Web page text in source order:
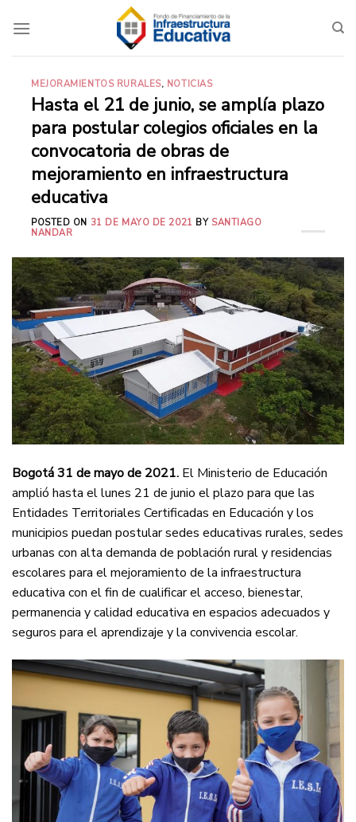
MEJORAMIENTOS RURALES, NOTICIAS
Hasta el 21 de junio, se amplía plazo
para postular colegios oficiales en la
convocatoria de obras de
mejoramiento en infraestructura
educativa
POSTED ON 31 DE MAYO DE 2021 BY SANTIAGO
NANDAR
Bogotá 31 de mayo de 2021. El Ministerio de Educación
amplió hasta el lunes 21 de junio el plazo para que las
Entidades Territoriales Certificadas en Educación y los
municipios puedan postular sedes educativas rurales, sedes
urbanas con alta demanda de población rural y residencias
escolares para el mejoramiento de la infraestructura
educativa con el fin de cualificar el acceso, bienestar,
permanencia y calidad educativa en espacios adecuados y
seguros para el aprendizaje y la convivencia escolar.